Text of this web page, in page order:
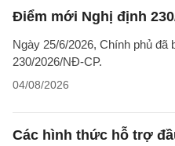
Điểm mới Nghị định
Ngày 25/6/2026, Chính phủ
230/2026/NĐ-CP.
04/08/2026
Các hình thức hỗ trợ